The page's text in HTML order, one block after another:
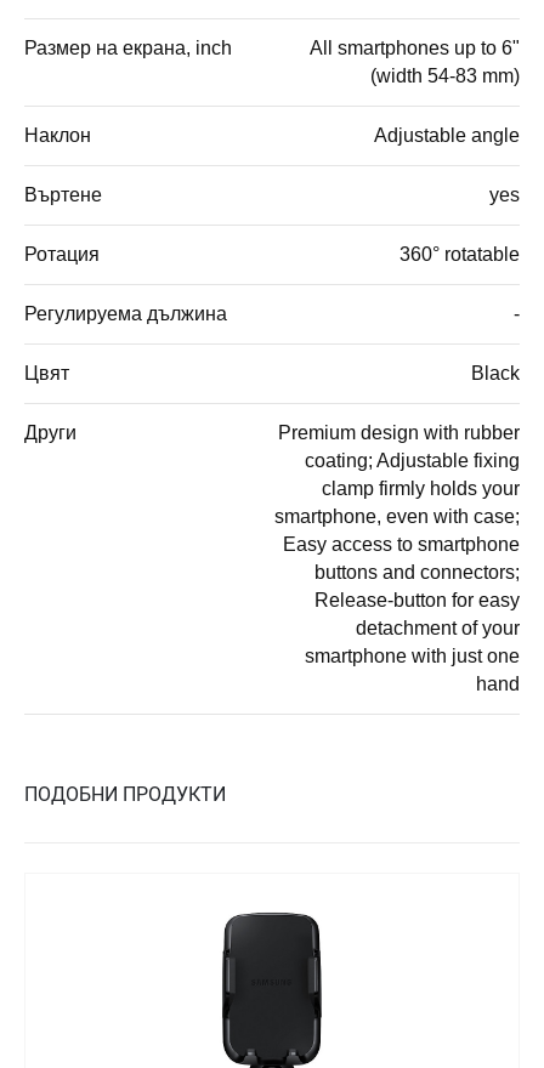
Размер на екрана, inch
All smartphones up to 6"
(width 54-83 mm)
Наклон Adjustable angle
Въртене yes
Ротация 360° rotatable
Регулируема дължина -
Цвят Black
Други
Premium design with rubber
coating; Adjustable fixing
clamp firmly holds your
smartphone, even with case;
Easy access to smartphone
buttons and connectors;
Release-button for easy
detachment of your
smartphone with just one
hand
ПОДОБНИ ПРОДУКТИ